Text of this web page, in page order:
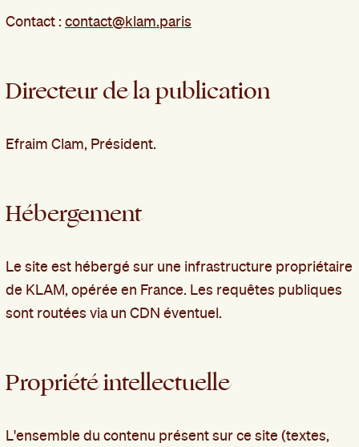
Contact : contact@klam.paris
Directeur de la publication
Efraim Clam, Président.
Hébergement
Le site est hébergé sur une infrastructure propriétaire
de KLAM, opérée en France. Les requêtes publiques
sont routées via un CDN éventuel.
Propriété intellectuelle
L'ensemble du contenu présent sur ce site (textes,